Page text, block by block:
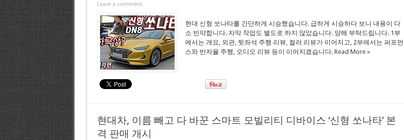
Leave a comment
현대 신형 쏘나타를 간단하게 시승했습니다. 급하게 시승하다 보니 내용이 다
소 빈약합니다. 자막 작업도 별도로 하지 않았습니다. 양해 부탁드립니다. 1부
에서는 개요, 외관, 뒷좌석 주행 리뷰, 컬러 리뷰가 이어지고, 2부에서는 퍼포먼
스와 반자율 주행, 오디오 리뷰 등이 이어지겠습니다. Read More »
현대차, 이름 빼고 다 바꾼 스마트 모빌리티 디바이스 ‘신형 쏘나타’ 본
격 판매 개시